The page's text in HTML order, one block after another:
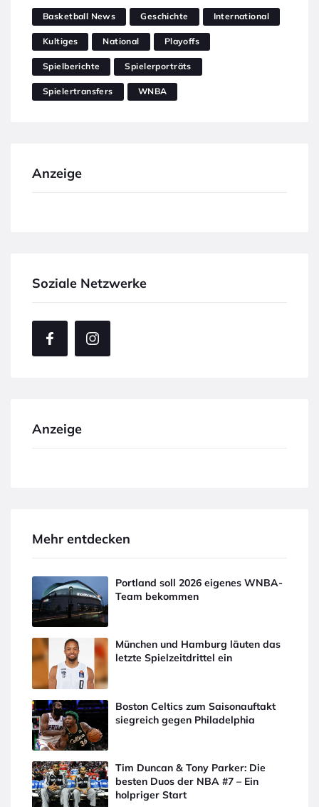
Basketball News Geschichte International
Kultiges National Playoffs
Spielberichte Spielerporträts
Spielertransfers WNBA
Anzeige
Soziale Netzwerke
Anzeige
Mehr entdecken
Portland soll 2026 eigenes WNBA-
Team bekommen
München und Hamburg läuten das
letzte Spielzeitdrittel ein
Boston Celtics zum Saisonauftakt
siegreich gegen Philadelphia
Tim Duncan & Tony Parker: Die
besten Duos der NBA #7 – Ein
holpriger Start